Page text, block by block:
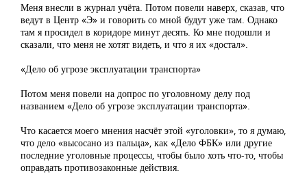
Меня внесли в журнал учёта. Потом повели наверх, сказав, что
ведут в Центр «Э» и говорить со мной будут уже там. Однако
там я просидел в коридоре минут десять. Ко мне подошли и
сказали, что меня не хотят видеть, и что я их «достал».
«Дело об угрозе эксплуатации транспорта»
Потом меня повели на допрос по уголовному делу под
названием «Дело об угрозе эксплуатации транспорта».
Что касается моего мнения насчёт этой «уголовки», то я думаю,
что дело «высосано из пальца», как «Дело ФБК» или другие
последние уголовные процессы, чтобы было хоть что-то, чтобы
оправдать противозаконные действия.